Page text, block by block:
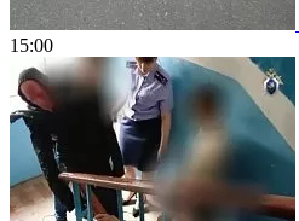
15:00